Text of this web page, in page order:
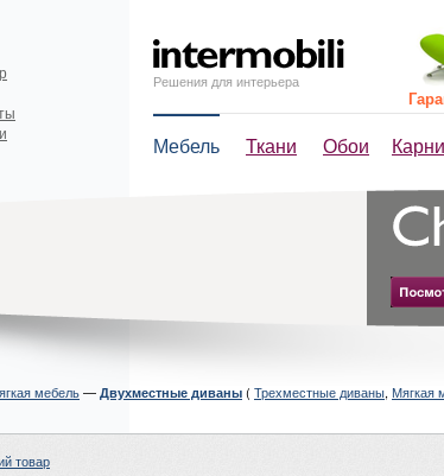
Решения для интерьера
Мебель Ткани Обои
мебель— Двухместные диваны ( Трехместные диваны, Мягкая
товар